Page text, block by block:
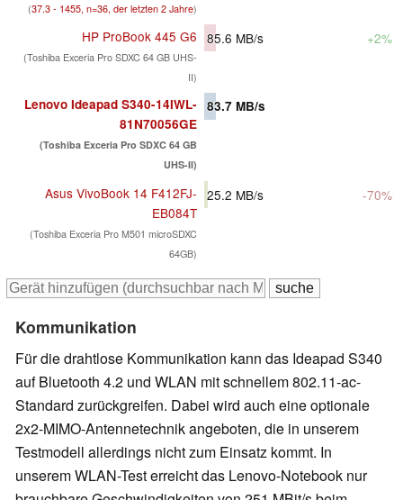
(37.3 - 1455, n=36, der letzten 2 Jahre)
HP ProBook 445 G6
(Toshiba Exceria Pro SDXC 64 GB UHS-
II)
85.6 MB/s +2%
Lenovo Ideapad S340-14IWL-
81N70056GE
(Toshiba Exceria Pro SDXC 64 GB
UHS-II)
83.7 MB/s
Asus VivoBook 14 F412FJ-
EB084T
(Toshiba Exceria Pro M501 microSDXC
64GB)
25.2 MB/s -70%
Kommunikation
Für die drahtlose Kommunikation kann das Ideapad S340
auf Bluetooth 4.2 und WLAN mit schnellem 802.11-ac-
Standard zurückgreifen. Dabei wird auch eine optionale
2x2-MIMO-Antennetechnik angeboten, die in unserem
Testmodell allerdings nicht zum Einsatz kommt. In
unserem WLAN-Test erreicht das Lenovo-Notebook nur